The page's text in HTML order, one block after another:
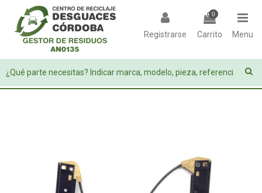
Registrarse
0
Carrito Menu